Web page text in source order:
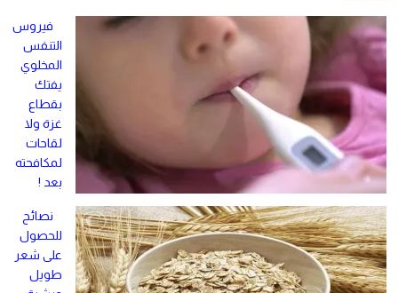
فيروس
التنفس
المخلوي
يفتك
بقطاع
غزة ولا
لقاحات
لمكافحته
بعد !
نصائح
للحصول
على شعر
طويل